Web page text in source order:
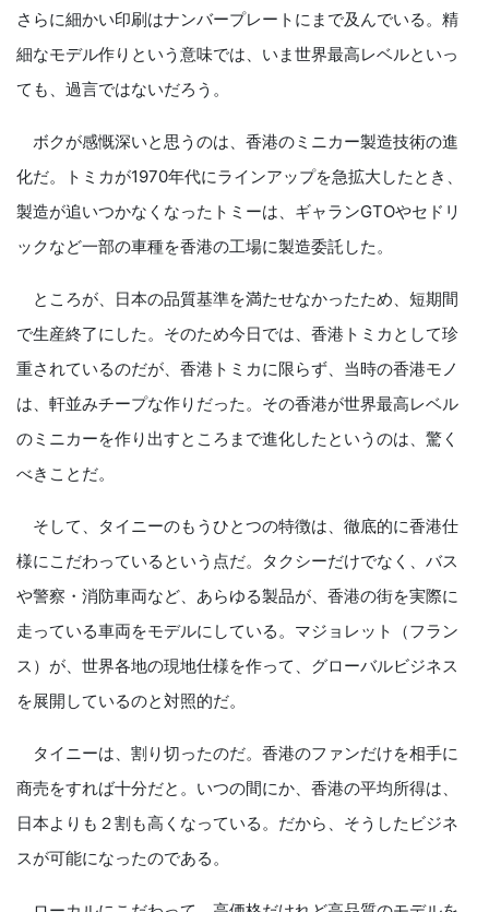
さらに細かい印刷はナンバープレートにまで及んでいる。精
細なモデル作りという意味では、いま世界最高レベルといっ
ても、過言ではないだろう。
ボクが感慨深いと思うのは、香港のミニカー製造技術の進
化だ。トミカが1970年代にラインアップを急拡大したとき、
製造が追いつかなくなったトミーは、ギャランGTOやセドリ
ックなど一部の車種を香港の工場に製造委託した。
ところが、日本の品質基準を満たせなかったため、短期間
で生産終了にした。そのため今日では、香港トミカとして珍
重されているのだが、香港トミカに限らず、当時の香港モノ
は、軒並みチープな作りだった。その香港が世界最高レベル
のミニカーを作り出すところまで進化したというのは、驚く
べきことだ。
そして、タイニーのもうひとつの特徴は、徹底的に香港仕
様にこだわっているという点だ。タクシーだけでなく、バス
や警察・消防車両など、あらゆる製品が、香港の街を実際に
走っている車両をモデルにしている。マジョレット（フラン
ス）が、世界各地の現地仕様を作って、グローバルビジネス
を展開しているのと対照的だ。
タイニーは、割り切ったのだ。香港のファンだけを相手に
商売をすれば十分だと。いつの間にか、香港の平均所得は、
日本よりも２割も高くなっている。だから、そうしたビジネ
スが可能になったのである。